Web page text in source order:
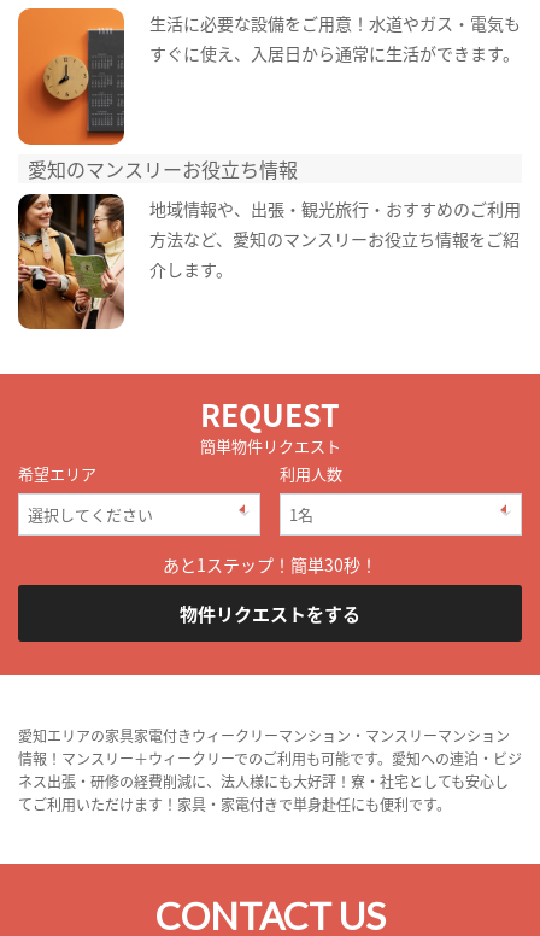
生活に必要な設備をご用意！水道やガス・電気も
すぐに使え、入居日から通常に生活ができます。
愛知のマンスリーお役立ち情報
地域情報や、出張・観光旅行・おすすめのご利用
方法など、愛知のマンスリーお役立ち情報をご紹
介します。
REQUEST
簡単物件リクエスト
希望エリア
利用人数
あと1ステップ！簡単30秒！
物件リクエストをする
愛知エリアの家具家電付きウィークリーマンション・マンスリーマンション
情報！マンスリー＋ウィークリーでのご利用も可能です。愛知への連泊・ビジ
ネス出張・研修の経費削減に、法人様にも大好評！寮・社宅としても安心し
てご利用いただけます！家具・家電付きで単身赴任にも便利です。
CONTACT US